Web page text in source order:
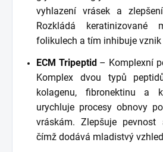
vyhlazení vrásek a
Rozkládá keratinizované
folikulech a tím inhibuje vznik
ECM Tripeptid – Komplexní
Komplex dvou typů
kolagenu, fibronektinu a
urychluje procesy obnovy
vráskám. Zlepšuje pevnost
čímž dodává mladistvý